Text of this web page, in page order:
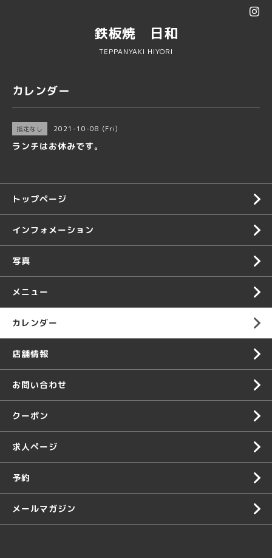
鉄板焼 日和
TEPPANYAKI HIYORI
カレンダー
指定なし 2021-10-08 (Fri)
ランチはお休みです。
トップページ
インフォメーション
写真
メニュー
カレンダー
店舗情報
お問い合わせ
クーポン
求人ページ
予約
メールマガジン